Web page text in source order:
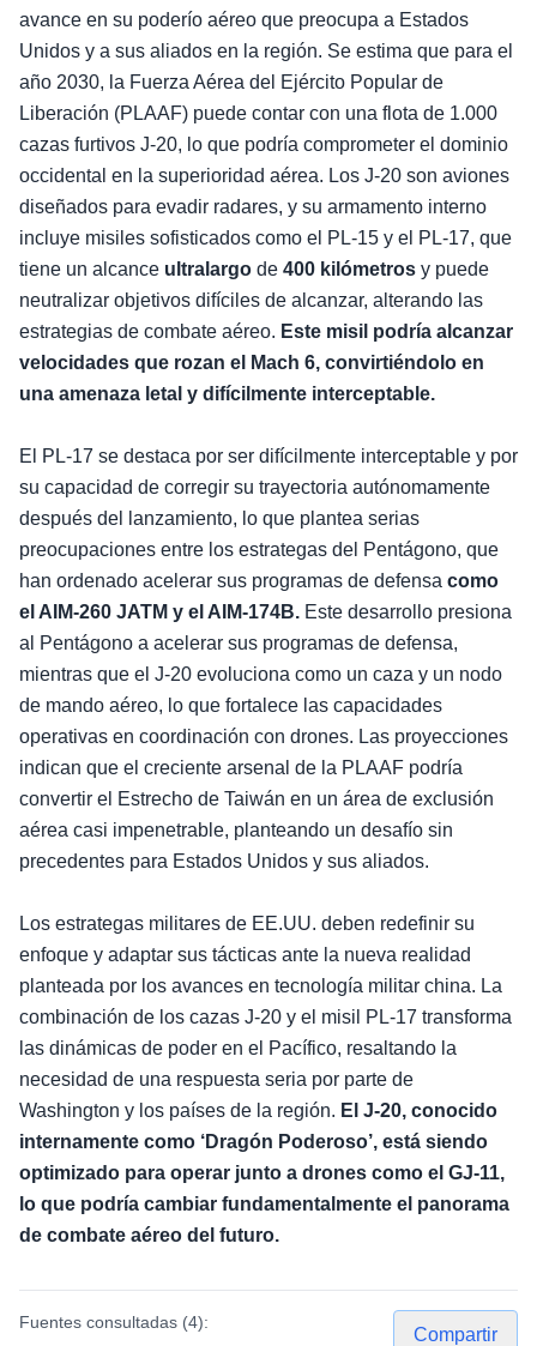
avance en su poderío aéreo que preocupa a Estados
Unidos y a sus aliados en la región. Se estima que para el
año 2030, la Fuerza Aérea del Ejército Popular de
Liberación (PLAAF) puede contar con una flota de 1.000
cazas furtivos J-20, lo que podría comprometer el dominio
occidental en la superioridad aérea. Los J-20 son aviones
diseñados para evadir radares, y su armamento interno
incluye misiles sofisticados como el PL-15 y el PL-17, que
tiene un alcance ultralargo de 400 kilómetros y puede
neutralizar objetivos difíciles de alcanzar, alterando las
estrategias de combate aéreo. Este misil podría alcanzar
velocidades que rozan el Mach 6, convirtiéndolo en
una amenaza letal y difícilmente interceptable.
El PL-17 se destaca por ser difícilmente interceptable y por
su capacidad de corregir su trayectoria autónomamente
después del lanzamiento, lo que plantea serias
preocupaciones entre los estrategas del Pentágono, que
han ordenado acelerar sus programas de defensa como
el AIM-260 JATM y el AIM-174B. Este desarrollo presiona
al Pentágono a acelerar sus programas de defensa,
mientras que el J-20 evoluciona como un caza y un nodo
de mando aéreo, lo que fortalece las capacidades
operativas en coordinación con drones. Las proyecciones
indican que el creciente arsenal de la PLAAF podría
convertir el Estrecho de Taiwán en un área de exclusión
aérea casi impenetrable, planteando un desafío sin
precedentes para Estados Unidos y sus aliados.
Los estrategas militares de EE.UU. deben redefinir su
enfoque y adaptar sus tácticas ante la nueva realidad
planteada por los avances en tecnología militar china. La
combinación de los cazas J-20 y el misil PL-17 transforma
las dinámicas de poder en el Pacífico, resaltando la
necesidad de una respuesta seria por parte de
Washington y los países de la región. El J-20, conocido
internamente como ‘Dragón Poderoso’, está siendo
optimizado para operar junto a drones como el GJ-11,
lo que podría cambiar fundamentalmente el panorama
de combate aéreo del futuro.
Fuentes consultadas (4):
Compartir